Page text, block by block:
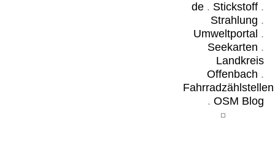
de. Stickstoff.
Strahlung .
Umweltportal .
Seekarten .
Landkreis
Offenbach .
Fahrradzählstellen
. OSM Blog